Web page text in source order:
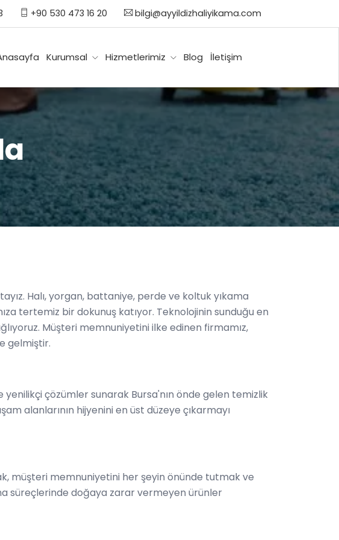
+90 530 473 16 20 bilgi@ayyildizhaliyikama.com
Kurumsal Hizmetlerimiz Blog İletişim
Halı, yorgan, battaniye, perde ve koltuk yıkama
tertemiz bir dokunuş katıyor. Teknolojinin sunduğu en
Müşteri memnuniyetini ilke edinen firmamız,
gelmiştir.
çözümler sunarak Bursa'nın önde gelen temizlik
alanlarının hijyenini en üst düzeye çıkarmayı
müşteri memnuniyetini her şeyin önünde tutmak ve
süreçlerinde doğaya zarar vermeyen ürünler